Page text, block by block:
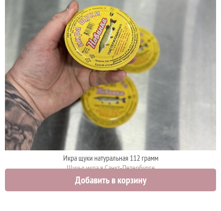
Икра щуки натуральная 112 грамм
Щучья икра в Санкт-Петербурге
920 руб.
Добавить в корзину